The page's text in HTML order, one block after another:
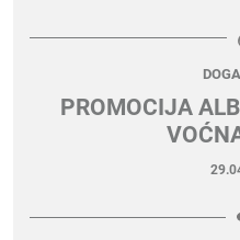
PROMOCIJA